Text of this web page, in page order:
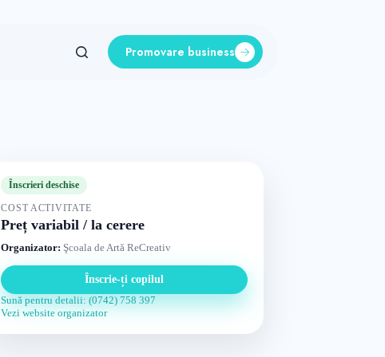
Promovare business
Înscrieri deschise
COST ACTIVITATE
Preț variabil / la cerere
Organizator: Şcoala de Artă ReCreativ
Înscrie-ți copilul
Sună pentru detalii: (0742) 758 397
Vezi website organizator